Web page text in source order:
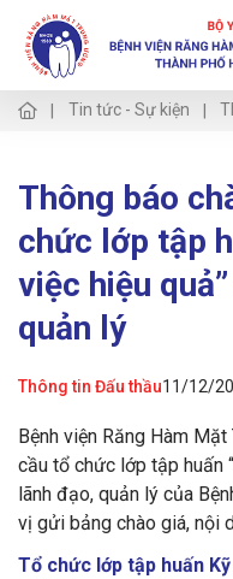
Tin tức - Sự kiện
Thông báo
chức lớp tập
việc hiệu
quản lý
Thông tin Đấu thầu11/12/
Bệnh viện Răng Hàm
cầu tổ chức lớp tập huấn
lãnh đạo, quản lý của
vị gửi bảng chào giá, nội
Tổ chức lớp tập huấn